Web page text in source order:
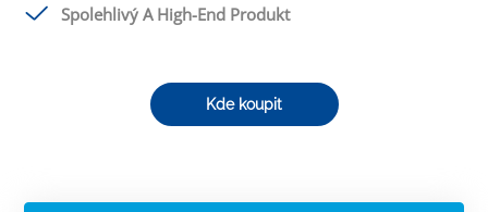
Spolehlivý A High-End Produkt
Kde koupit